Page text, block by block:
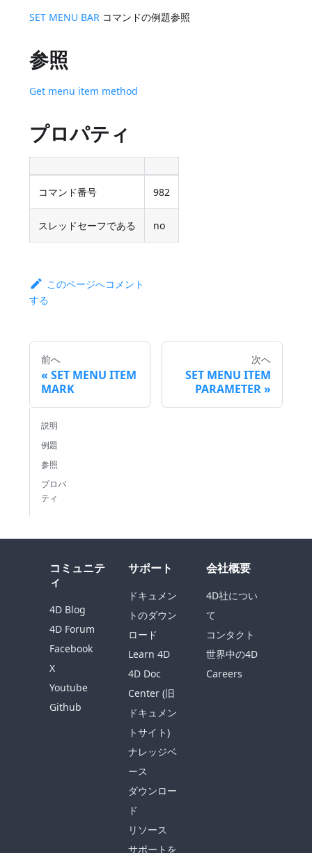
SET MENU BAR コマンドの例題参照
参照
Get menu item method
プロパティ
コマンド番号 982
スレッドセーフである no
このページへコメント
する
前へ
SET MENU ITEM
MARK
次へ
SET MENU ITEM
PARAMETER
説明
例題
参照
プロパ
ティ
コミュニテ
ィ
4D Blog
4D Forum
Facebook
X
Youtube
Github
サポート
ドキュメン
トのダウン
ロード
Learn 4D
4D Doc
Center (旧
ドキュメン
トサイト)
ナレッジベ
ース
ダウンロー
ド
リソース
サポートを
会社概要
4D社につい
て
コンタクト
世界中の4D
Careers